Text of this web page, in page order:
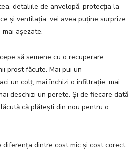
detaliile de anvelopă, protecția la
și ventilația, vei avea puține surprize
așezate.
să semene cu o recuperare
prost făcute. Mai pui un
un colț, mai închizi o infiltrație, mai
deschizi un perete. Și de fiecare dată
că plătești din nou pentru o
dintre cost mic și cost corect.